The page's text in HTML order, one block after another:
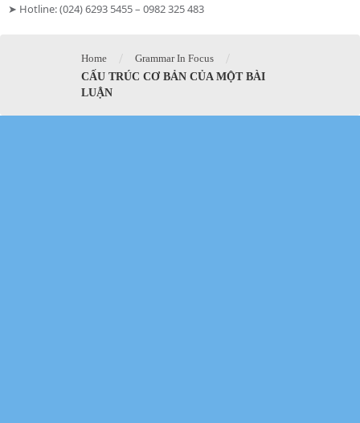
➤ Hotline: (024) 6293 5455 – 0982 325 483
Home / Grammar In Focus /
CẤU TRÚC CƠ BẢN CỦA MỘT BÀI
LUẬN